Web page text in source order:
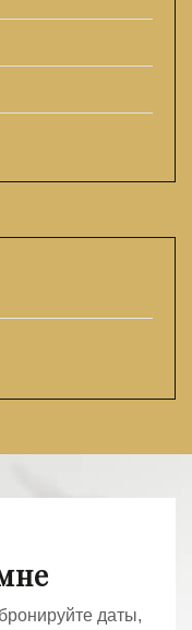
даты,